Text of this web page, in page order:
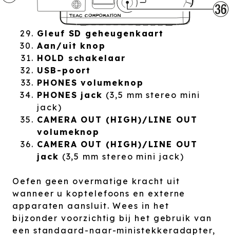
Gleuf SD geheugenkaart
Aan/uit knop
HOLD schakelaar
USB-poort
PHONES volumeknop
PHONES jack (3,5 mm stereo mini
jack)
CAMERA OUT (HIGH)/LINE OUT
volumeknop
CAMERA OUT (HIGH)/LINE OUT
jack (3,5 mm stereo mini jack)
Oefen geen overmatige kracht uit
wanneer u koptelefoons en externe
apparaten aansluit. Wees in het
bijzonder voorzichtig bij het gebruik van
een standaard-naar-ministekkeradapter,